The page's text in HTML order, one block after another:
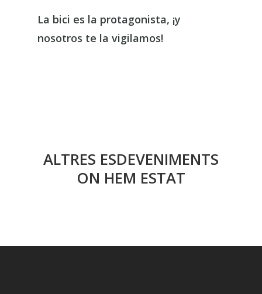
La bici es la protagonista, ¡y
nosotros te la vigilamos!
ALTRES ESDEVENIMENTS
ON HEM ESTAT